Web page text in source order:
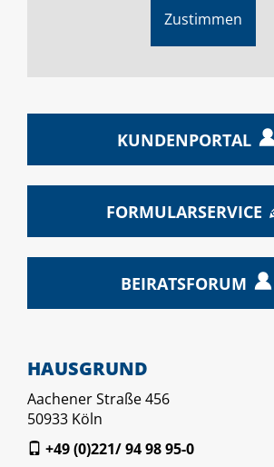
Zustimmen
KUNDENPORTAL
FORMULARSERVICE
BEIRATSFORUM
HAUSGRUND
Aachener Straße 456
50933 Köln
+49 (0)221/ 94 98 95-0